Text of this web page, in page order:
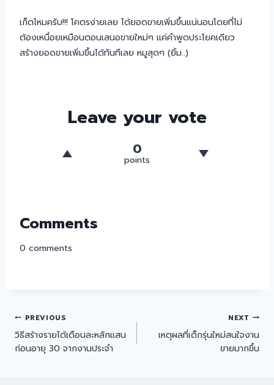
เก็ตไหมครับ!!! โคตรง่ายเลย ได้ยอดขายเพิ่มขึ้นแน่นอนโดยที่ไม่
ต้องเหนื่อยเหมือนตอนเสนอขายใหม่ๆ แค่คำพูดประโยคเดียว
สร้างยอดขายเพิ่มขึ้นได้ทันทีเลย หมูสุดๆ (ยิ้ม..)
Leave your vote
0
points
Comments
0 comments
PREVIOUS
วิธีสร้างรายได้เดือนละหลักแสน
ก่อนอายุ 30 จากงานประจำ
NEXT
เหตุผลที่เด็กรุ่นใหม่สนใจงาน
ขายมากขึ้น